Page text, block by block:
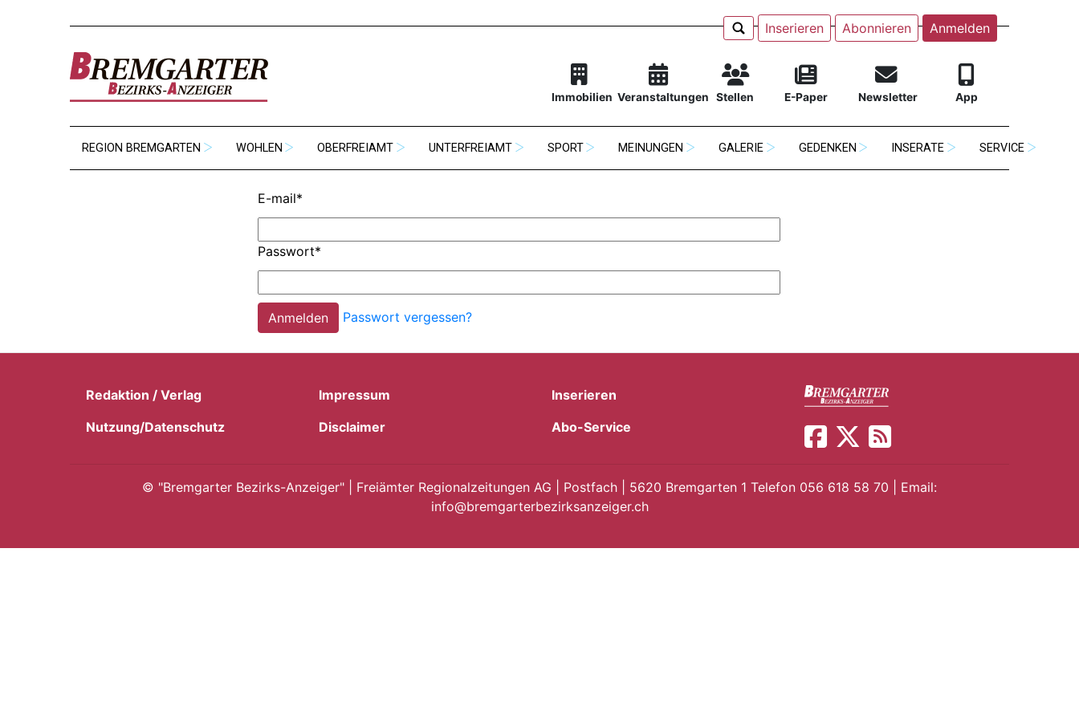
Inserieren Abonnieren Anmelden
Immobilien Veranstaltungen Stellen E-Paper Newsletter App
REGION BREMGARTEN WOHLEN OBERFREIAMT UNTERFREIAMT SPORT MEINUNGEN GALERIE GEDENKEN INSERATE SERVICE
E-mail*
Passwort*
Passwort vergessen?
Redaktion / Verlag Impressum
Inserieren
Nutzung/Datenschutz
Disclaimer Abo-Service
© "Bremgarter Bezirks-Anzeiger" | Freiämter Regionalzeitungen AG | Postfach | 5620 Bremgarten 1 Telefon 056 618 58 70 | Email:
info@bremgarterbezirksanzeiger.ch